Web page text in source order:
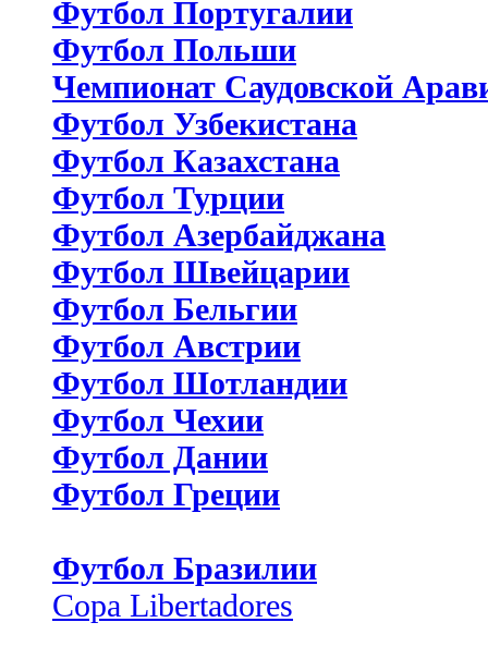
Футбол Португалии
Футбол Польши
Чемпионат Саудовской
Футбол Узбекистана
Футбол Казахстана
Футбол Турции
Футбол Азербайджана
Футбол Швейцарии
Футбол Бельгии
Футбол Австрии
Футбол Шотландии
Футбол Чехии
Футбол Дании
Футбол Греции
Футбол Бразилии
Copa Libertadores